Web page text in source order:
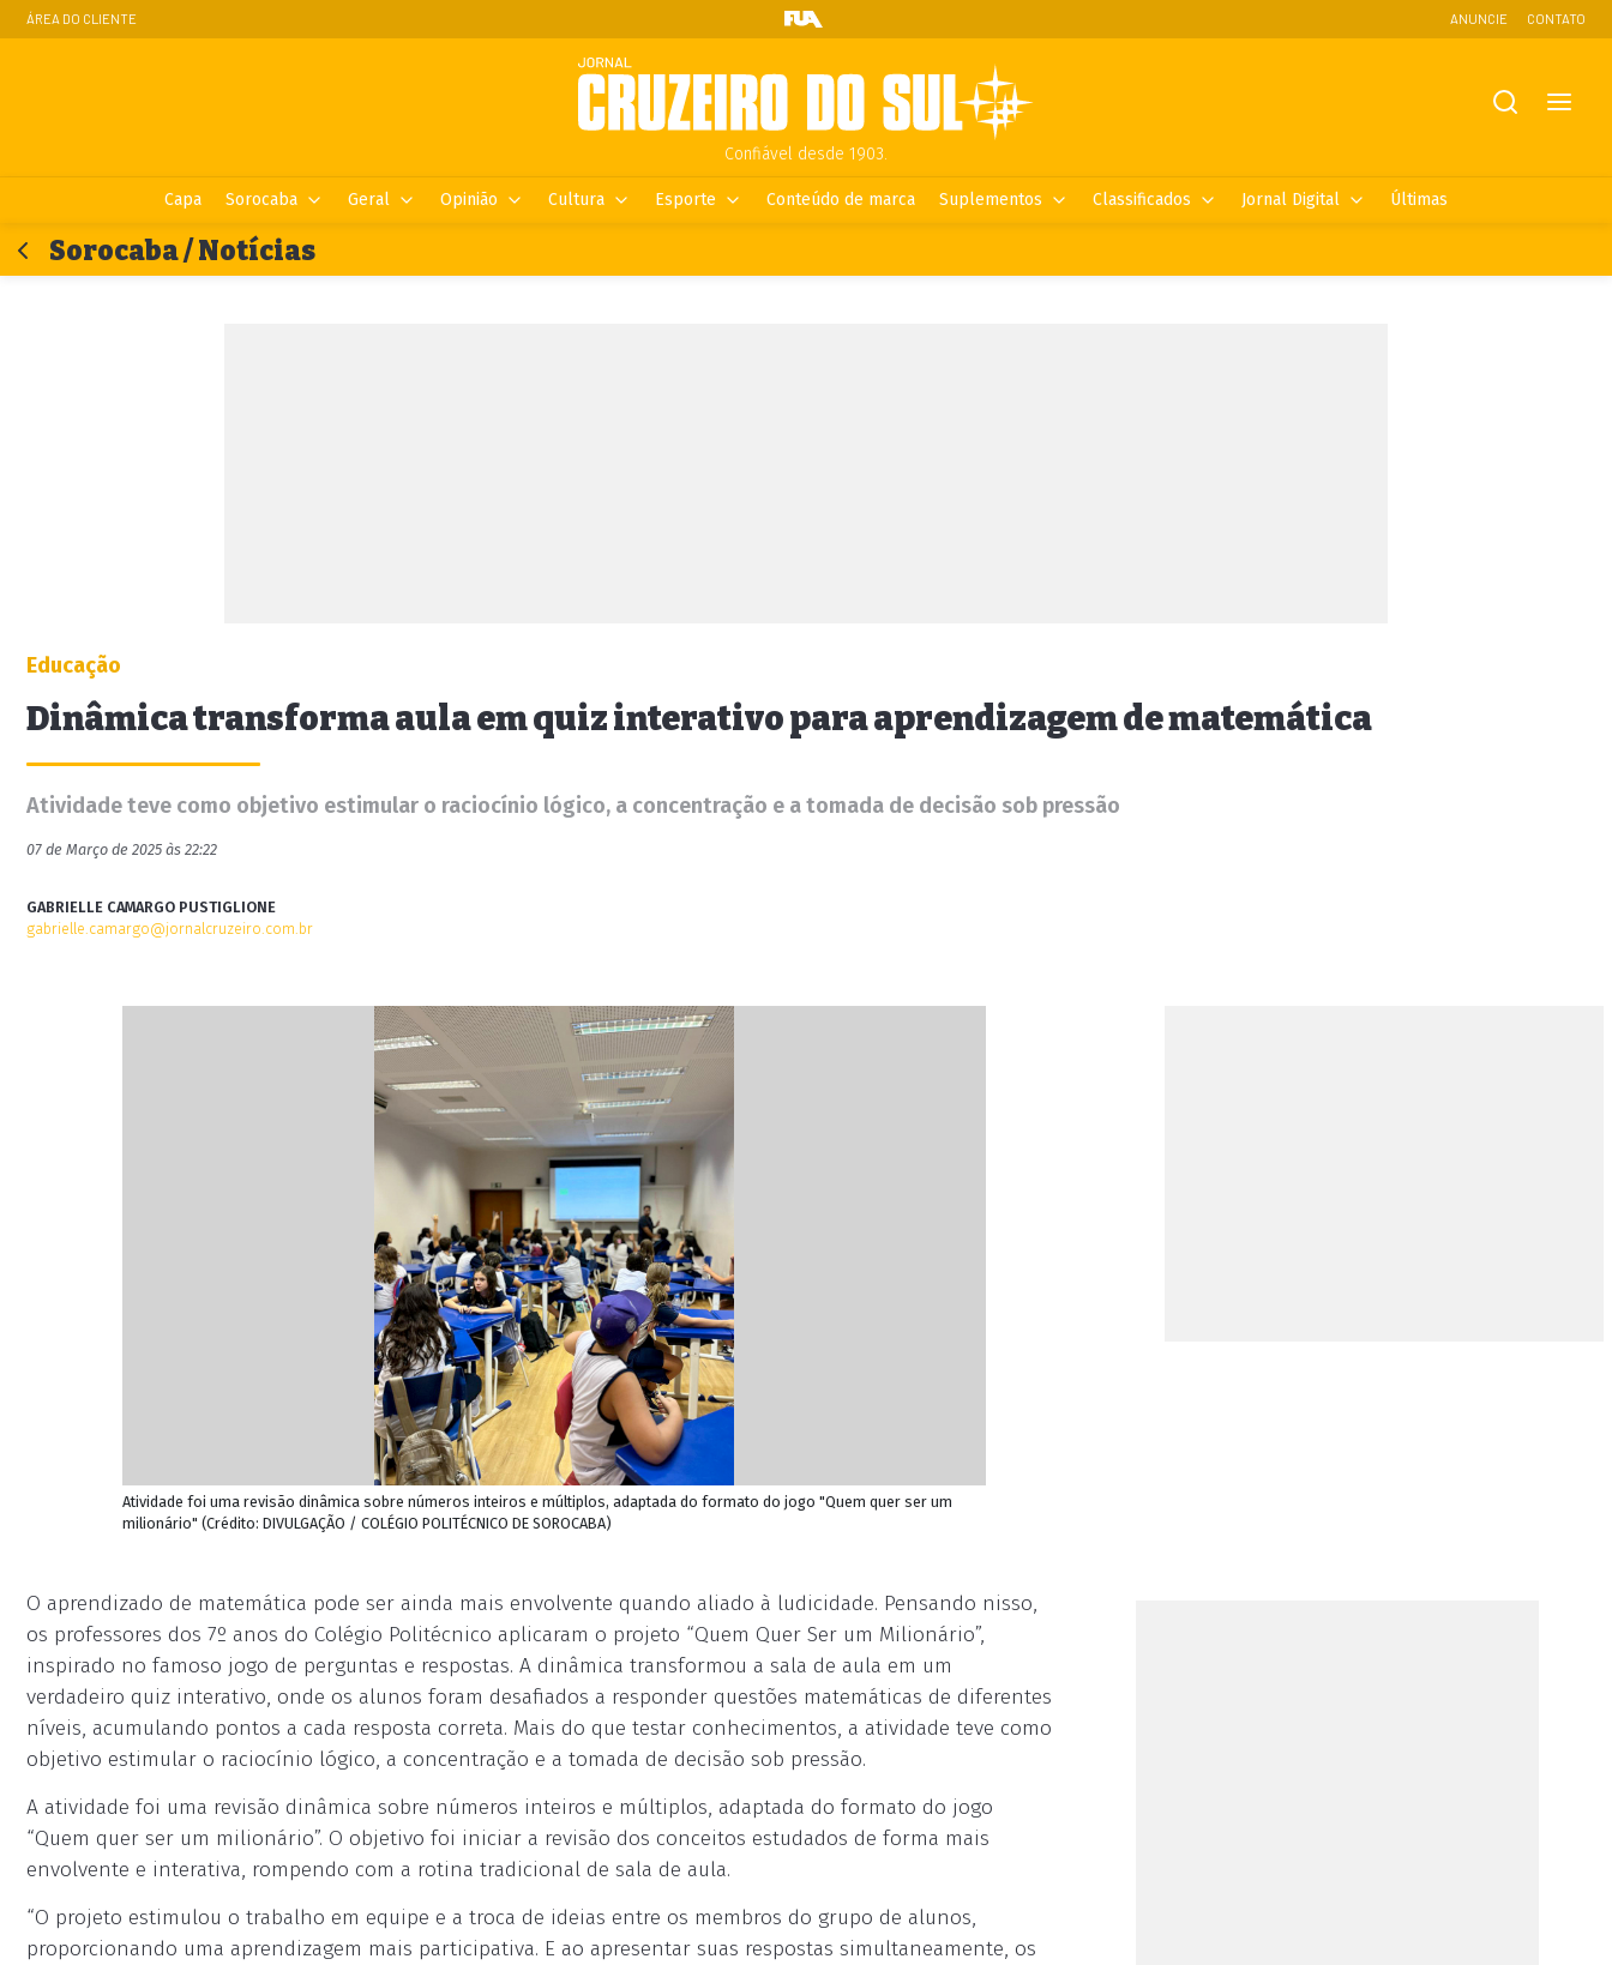
ÁREA DO CLIENTE ANUNCIE CONTATO
Confiável desde 1903.
Capa Sorocaba Geral Opinião Cultura Esporte Conteúdo de marca Suplementos Classificados Jornal Digital Últimas
Sorocaba / Notícias
Educação
Dinâmica transforma aula em quiz interativo para aprendizagem de matemática
Atividade teve como objetivo estimular o raciocínio lógico, a concentração e a tomada de decisão sob pressão
07 de Março de 2025 às 22:22
GABRIELLE CAMARGO PUSTIGLIONE
gabrielle.camargo@jornalcruzeiro.com.br
Atividade foi uma revisão dinâmica sobre números inteiros e múltiplos, adaptada do formato do jogo "Quem quer ser um
milionário" (Crédito: DIVULGAÇÃO / COLÉGIO POLITÉCNICO DE SOROCABA)
O aprendizado de matemática pode ser ainda mais envolvente quando aliado à ludicidade. Pensando nisso,
os professores dos 7º anos do Colégio Politécnico aplicaram o projeto “Quem Quer Ser um Milionário”,
inspirado no famoso jogo de perguntas e respostas. A dinâmica transformou a sala de aula em um
verdadeiro quiz interativo, onde os alunos foram desafiados a responder questões matemáticas de diferentes
níveis, acumulando pontos a cada resposta correta. Mais do que testar conhecimentos, a atividade teve como
objetivo estimular o raciocínio lógico, a concentração e a tomada de decisão sob pressão.
A atividade foi uma revisão dinâmica sobre números inteiros e múltiplos, adaptada do formato do jogo
“Quem quer ser um milionário”. O objetivo foi iniciar a revisão dos conceitos estudados de forma mais
envolvente e interativa, rompendo com a rotina tradicional de sala de aula.
“O projeto estimulou o trabalho em equipe e a troca de ideias entre os membros do grupo de alunos,
proporcionando uma aprendizagem mais participativa. E ao apresentar suas respostas simultaneamente, os